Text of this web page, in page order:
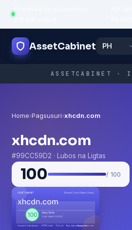
infrastructure
AssetCabinet
ASSETCABINET ·
Home›Pagsusuri›xhcdn.com
xhcdn.com
#99CC59D2 · Lubos na Ligtas
100 / 100